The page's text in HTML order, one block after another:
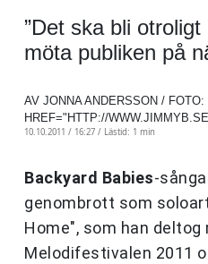
”Det ska bli
möta publiken på
AV JONNA ANDERSSON / FOTO:
HREF="HTTP://
10.10.2011 / 16:27 / Lästid: 1 min
Backyard Babies-
genombrott som
Home", som han deltog
Melodifestivalen 2011